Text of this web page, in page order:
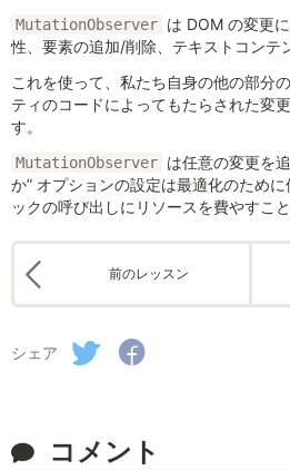
MutationObserver は DOM の変更
性、要素の追加/削除、テキストコンテ
これを使って、私たち自身の他の部分
ティのコードによってもたらされた変
す。
MutationObserver は任意の変更を
か” オプションの設定は最適化のため
ックの呼び出しにリソースを費やすこ
前のレッスン
シェア
コメント